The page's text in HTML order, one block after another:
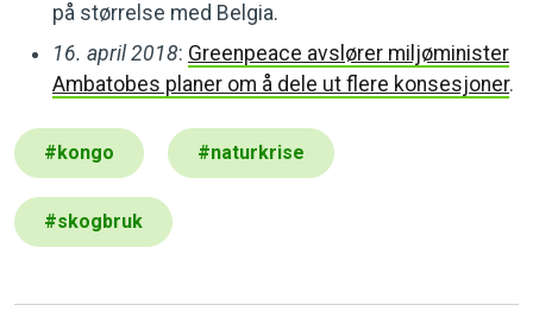
på størrelse med Belgia.
16. april 2018: Greenpeace avslører miljøminister
Ambatobes planer om å dele ut flere konsesjoner.
#kongo #naturkrise
#skogbruk